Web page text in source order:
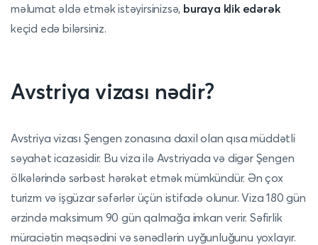
məlumat əldə etmək istəyirsinizsə, buraya klik edərək
keçid edə bilərsiniz.
Avstriya vizası nədir?
Avstriya vizası Şengen zonasına daxil olan qısa müddətli
səyahət icazəsidir. Bu viza ilə Avstriyada və digər Şengen
ölkələrində sərbəst hərəkət etmək mümkündür. Ən çox
turizm və işgüzar səfərlər üçün istifadə olunur. Viza 180 gün
ərzində maksimum 90 gün qalmağa imkan verir. Səfirlik
müraciətin məqsədini və sənədlərin uyğunluğunu yoxlayır.